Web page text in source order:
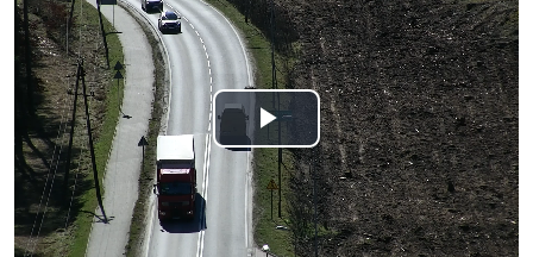
Odtwórz
wideo